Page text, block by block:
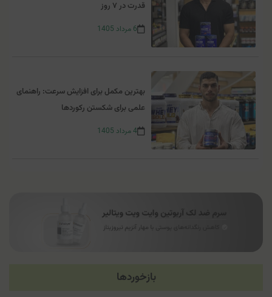
قدرت در ۷ روز
6 مرداد 1405
بهترین مکمل برای افزایش سرعت: راهنمای
علمی برای شکستن رکوردها
4مرداد 1405
بازخوردها